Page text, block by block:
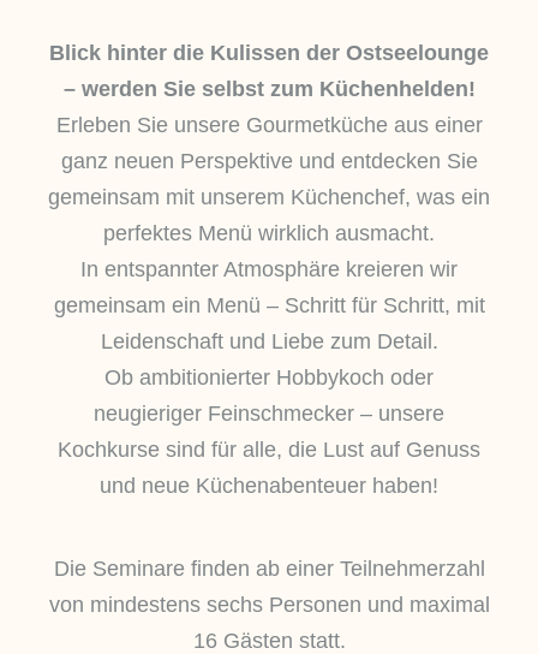
Blick hinter die Kulissen der Ostseelounge
– werden Sie selbst zum Küchenhelden!
Erleben Sie unsere Gourmetküche aus einer
ganz neuen Perspektive und entdecken Sie
gemeinsam mit unserem Küchenchef, was ein
perfektes Menü wirklich ausmacht.
In entspannter Atmosphäre kreieren wir
gemeinsam ein Menü – Schritt für Schritt, mit
Leidenschaft und Liebe zum Detail.
Ob ambitionierter Hobbykoch oder
neugieriger Feinschmecker – unsere
Kochkurse sind für alle, die Lust auf Genuss
und neue Küchenabenteuer haben!
Die Seminare finden ab einer Teilnehmerzahl
von mindestens sechs Personen und maximal
16 Gästen statt.